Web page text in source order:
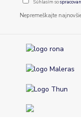
Súhlasím so
Nepremeškajte